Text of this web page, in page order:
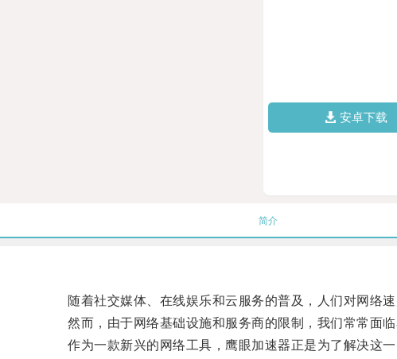
安卓下载
简介
随着社交媒体、在线娱乐和云服务的普及，人们对网络速
然而，由于网络基础设施和服务商的限制，我们常常面临
作为一款新兴的网络工具，鹰眼加速器正是为了解决这一